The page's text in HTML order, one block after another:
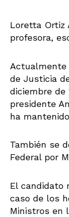
Loretta Ortiz
profesora,
Actualmente
de Justicia
diciembre de
presidente
ha
También se
Federal por
El candidato
caso de los
Ministros en